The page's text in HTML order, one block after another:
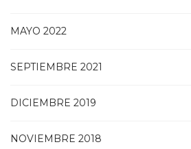
MAYO 2022
SEPTIEMBRE 2021
DICIEMBRE 2019
NOVIEMBRE 2018